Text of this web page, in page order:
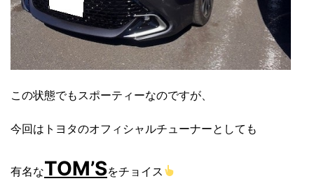
この状態でもスポーティーなのですが、
今回はトヨタのオフィシャルチューナーとしても
有名なTOM’Sをチョイス